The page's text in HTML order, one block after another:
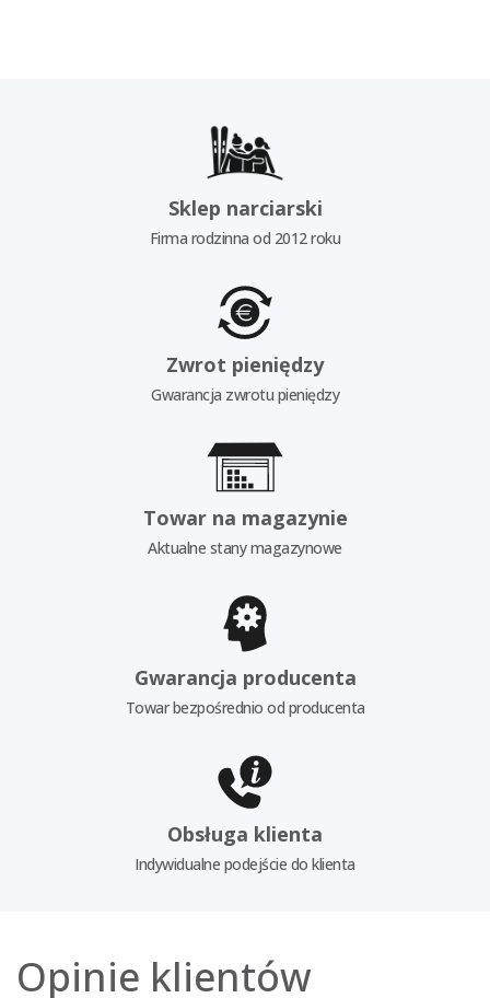
Sklep narciarski
Firma rodzinna od 2012 roku
Zwrot pieniędzy
Gwarancja zwrotu pieniędzy
Towar na magazynie
Aktualne stany magazynowe
Gwarancja producenta
Towar bezpośrednio od producenta
Obsługa klienta
Indywidualne podejście do klienta
Opinie klientów